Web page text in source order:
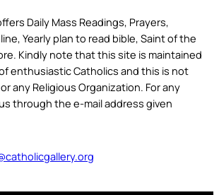
Daily Mass Readings, Prayers,
Yearly plan to read bible, Saint of the
Kindly note that this site is maintained
enthusiastic Catholics and this is not
any Religious Organization. For any
through the e-mail address given